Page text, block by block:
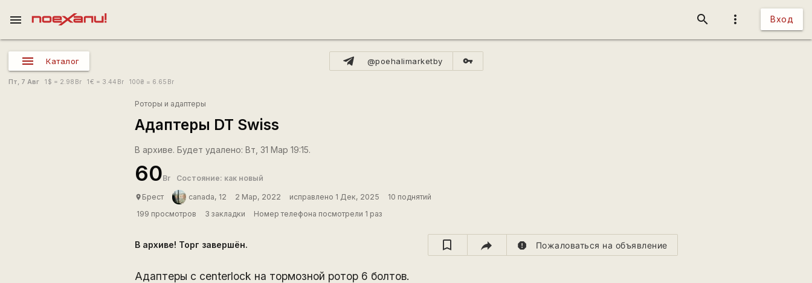
more_vert Вход
search
menu
Каталог @poehalimarketby vpn_key
Пт, 7 Авг 1 $ = 2.98 Br 1€ = 3.44 Br 100₴ = 6.65 Br
Роторы и адаптеры
Адаптеры DT Swiss
В архиве. Будет удалено: Вт, 31 Мар 19:15.
60Br Состояние: как новый
place Брест canada, 12 2 Мар, 2022 исправлено 1 Дек, 2025
10 поднятий
199 просмотров
3 закладки Номер телефона посмотрели 1 раз
В архиве! Торг завершён. report Пожаловаться на объявление
Адаптеры с centerlock на тормозной ротор 6 болтов.